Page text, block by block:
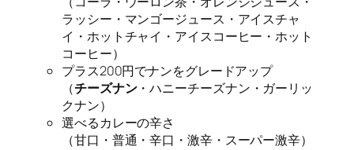
ラッシー・マンゴージュース・アイスチャ
イ・ホットチャイ・アイスコーヒー・ホット
コーヒー）
プラス200円でナンをグレードアップ
（チーズナン・ハニーチーズナン・ガーリッ
クナン）
選べるカレーの辛さ
（甘口・普通・辛口・激辛・スーパー激辛）